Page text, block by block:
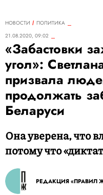
НОВОСТИ
ПОЛИТИКА
21.08.2020, 09:02
«Забастовки
угол»:
призвала
продолжать
Беларуси
Она уверена, что
потому что
РЕДАКЦИЯ «ПРАВИЛ